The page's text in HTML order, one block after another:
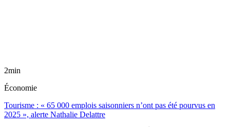
2min
Économie
Tourisme : « 65 000 emplois saisonniers n’ont pas été pourvus en
2025 », alerte Nathalie Delattre